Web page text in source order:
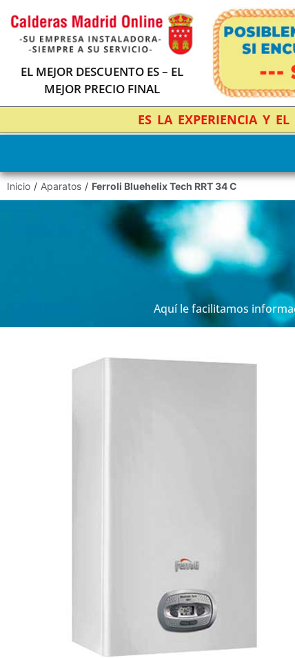
EL MEJOR DESCUENTO ES – EL
MEJOR PRECIO FINAL
ES LA EXPERIENCIA Y EL
Inicio / Aparatos / Ferroli Bluehelix Tech RRT 34 C
Aquí le facilitamos